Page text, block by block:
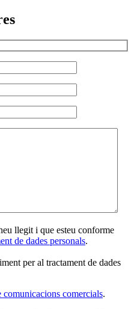
llegit i que esteu conforme
de dades personals.
per al tractament de dades
comunicacions comercials.